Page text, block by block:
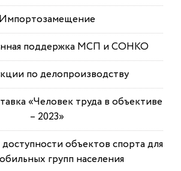
Импортозамещение
поддержка МСП и СОНКО
по делопроизводству
«Человек труда в объективе
– 2023»
объектов спорта для
групп населения